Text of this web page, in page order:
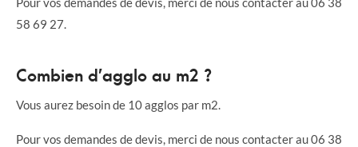
58 69 27.
Combien d’agglo au m2 ?
Vous aurez besoin de 10 agglos par m2.
Pour vos demandes de devis, merci de nous contacter au 06 38